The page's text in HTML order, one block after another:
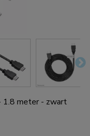
1.8 meter - zwart